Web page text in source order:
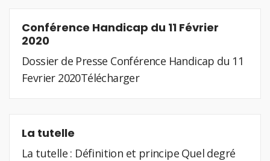
Conférence Handicap du 11 Février
2020
Dossier de Presse Conférence Handicap du 11
Fevrier 2020Télécharger
La tutelle
La tutelle : Définition et principe Quel degré